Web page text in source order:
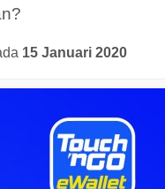
15 Januari 2020